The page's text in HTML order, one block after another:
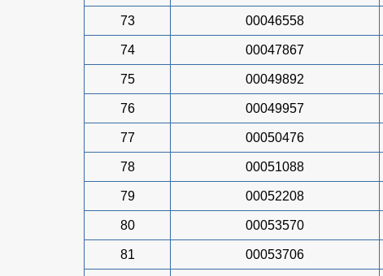
73 00046558
74 00047867
75 00049892
76 00049957
77 00050476
78 00051088
79 00052208
80 00053570
81 00053706